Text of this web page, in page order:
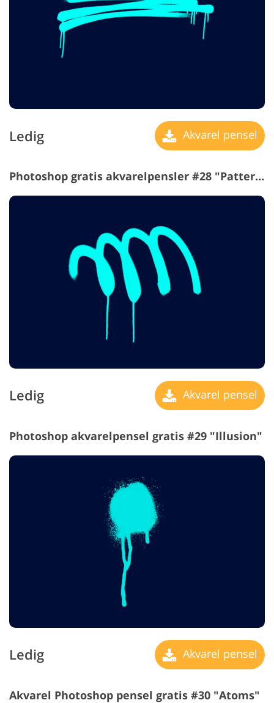
Ledig Akvarel pensel
Photoshop gratis akvarelpensler #28 "Patterns"
Ledig Akvarel pensel
Photoshop akvarelpensel gratis #29 "Illusion"
Ledig Akvarel pensel
Akvarel Photoshop pensel gratis #30 "Atoms"